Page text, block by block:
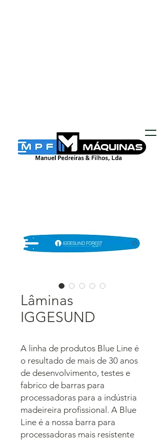
Lâminas
IGGESUND
A linha de produtos Blue Line é
o resultado de mais de 30 anos
de desenvolvimento, testes e
fabrico de barras para
processadoras para a indústria
madeireira profissional. A Blue
Line é a nossa barra para
processadoras mais resistente